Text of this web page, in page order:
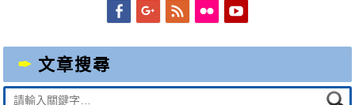
FacebookGoogleplus
Feed Flickr
文章搜尋
Suche